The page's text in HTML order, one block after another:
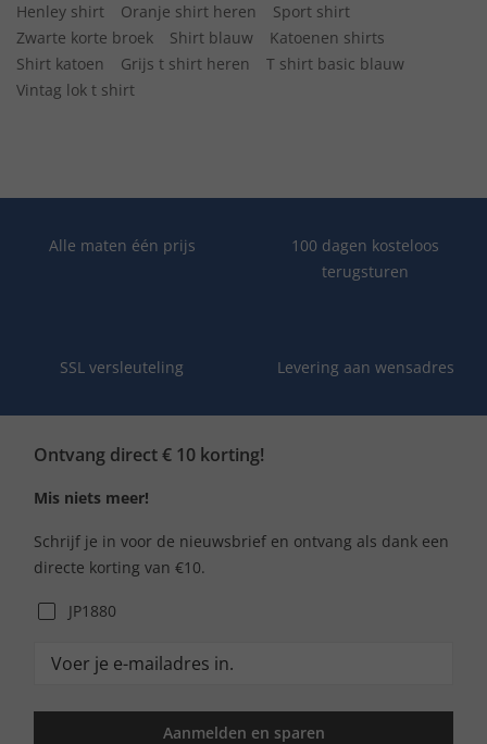
Henley shirt Oranje shirt heren
Sport shirt
Zwarte korte broek
Shirt blauw
Katoenen shirts
Shirt katoen
Grijs t shirt heren
T shirt basic blauw
Vintag lok t shirt
Alle maten één prijs
100 dagen kosteloos
terugsturen
SSL versleuteling Levering aan wensadres
Ontvang direct € 10 korting!
Mis niets meer!
Schrijf je in voor de nieuwsbrief en ontvang als dank een
directe korting van €10.
JP1880
Aanmelden en sparen